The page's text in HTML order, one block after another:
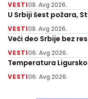
VESTI08. Avg 2026.
U Srbiji šest požara,
VESTI08. Avg 2026.
Veći deo Srbije bez
VESTI06. Avg 2026.
Temperatura
VESTI06. Avg 2026.